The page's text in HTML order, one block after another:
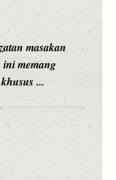
masakan
memang
...